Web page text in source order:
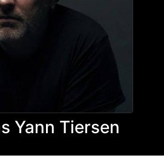
Yann Tiersen